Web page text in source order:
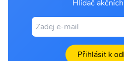
Hlídač
Přihlásit k